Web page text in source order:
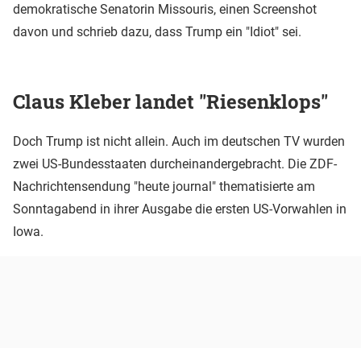
demokratische Senatorin Missouris, einen Screenshot
davon und schrieb dazu, dass Trump ein "Idiot" sei.
Claus Kleber landet "Riesenklops"
Doch Trump ist nicht allein. Auch im deutschen TV wurden
zwei US-Bundesstaaten durcheinandergebracht. Die ZDF-
Nachrichtensendung "heute journal" thematisierte am
Sonntagabend in ihrer Ausgabe die ersten US-Vorwahlen in
Iowa.